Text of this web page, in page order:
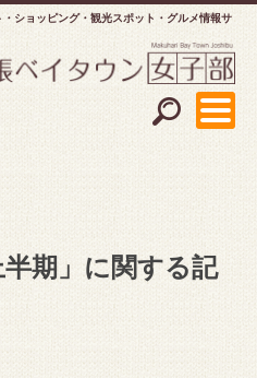
・ショッピング
観光スポット・グルメ情報サ
期」に関する記